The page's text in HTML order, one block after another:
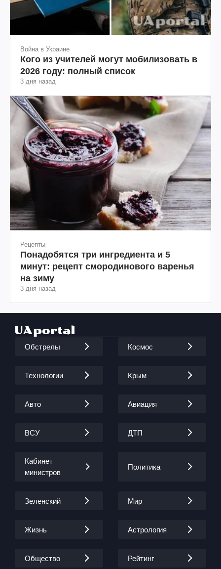
Война в Украине
Кого из учителей могут мобилизовать в
2026 году: полный список
3 дня назад
Рецепты
Понадобятся три ингредиента и 5
минут: рецепт смородинового варенья
на зиму
3 дня назад
Обстрелы Космос
Технологии Крым
Авто Авиация
ВСУ ДТП
Кабинет
министров
Политика
Зеленский Мир
Жизнь Астрология
Общество Рейтинг